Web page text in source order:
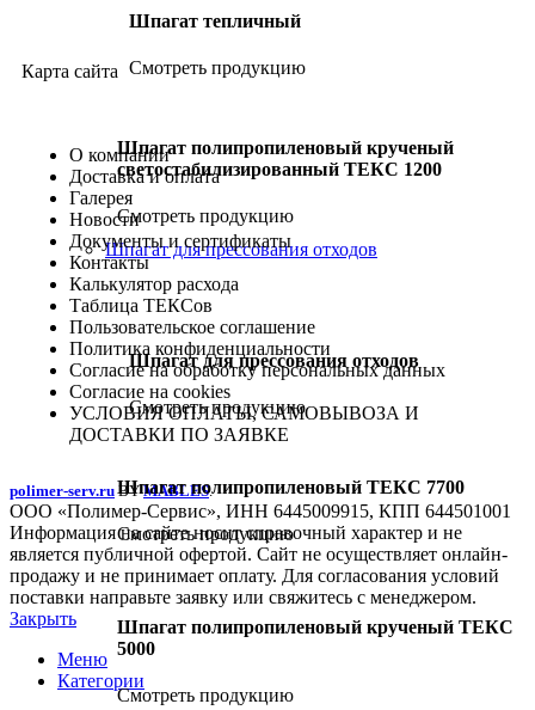
Шпагат тепличный
Смотреть продукцию
Шпагат полипропиленовый крученый
светостабилизированный ТЕКС 1200
Смотреть продукцию
Шпагат для прессования отходов
Шпагат для прессования отходов
Смотреть продукцию
Шпагат полипропиленовый ТЕКС 7700
Смотреть продукцию
Шпагат полипропиленовый крученый ТЕКС
5000
Смотреть продукцию
Карта сайта
О компании
Доставка и оплата
Галерея
Новости
Документы и сертификаты
Контакты
Калькулятор расхода
Таблица ТЕКСов
Пользовательское соглашение
Политика конфиденциальности
Согласие на обработку персональных данных
Согласие на cookies
УСЛОВИЯ ОПЛАТЫ, САМОВЫВОЗА И
ДОСТАВКИ ПО ЗАЯВКЕ
polimer-serv.ru BYMABLES.
ООО «Полимер-Сервис», ИНН 6445009915, КПП 644501001
Информация на сайте носит справочный характер и не
является публичной офертой. Сайт не осуществляет онлайн-
продажу и не принимает оплату. Для согласования условий
поставки направьте заявку или свяжитесь с менеджером.
Закрыть
Меню
Категории